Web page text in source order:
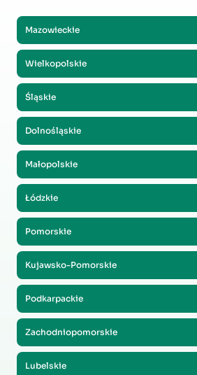
Mazowieckie
Wielkopolskie
Śląskie
Dolnośląskie
Małopolskie
Łódzkie
Pomorskie
Kujawsko-Pomorskie
Podkarpackie
Zachodniopomorskie
Lubelskie